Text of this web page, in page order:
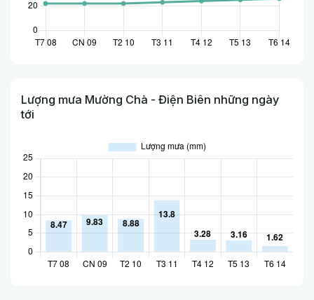
Lượng mưa Mường Chà - Điện Biên những ngày
tới